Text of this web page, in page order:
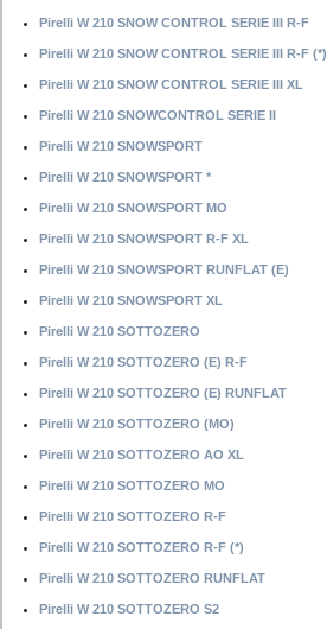
Pirelli W 210 SNOW CONTROL SERIE III R-F
Pirelli W 210 SNOW CONTROL SERIE III R-F (*)
Pirelli W 210 SNOW CONTROL SERIE III XL
Pirelli W 210 SNOWCONTROL SERIE II
Pirelli W 210 SNOWSPORT
Pirelli W 210 SNOWSPORT *
Pirelli W 210 SNOWSPORT MO
Pirelli W 210 SNOWSPORT R-F XL
Pirelli W 210 SNOWSPORT RUNFLAT (E)
Pirelli W 210 SNOWSPORT XL
Pirelli W 210 SOTTOZERO
Pirelli W 210 SOTTOZERO (E) R-F
Pirelli W 210 SOTTOZERO (E) RUNFLAT
Pirelli W 210 SOTTOZERO (MO)
Pirelli W 210 SOTTOZERO AO XL
Pirelli W 210 SOTTOZERO MO
Pirelli W 210 SOTTOZERO R-F
Pirelli W 210 SOTTOZERO R-F (*)
Pirelli W 210 SOTTOZERO RUNFLAT
Pirelli W 210 SOTTOZERO S2